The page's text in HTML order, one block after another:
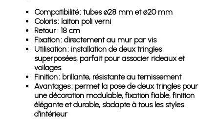
Compatibilité : tubes ø28 mm et ø20 mm
Coloris : laiton poli verni
Retour : 18 cm
Fixation : directement au mur par vis
Utilisation : installation de deux tringles
superposées, parfait pour associer rideaux et
voilages
Finition : brillante, résistante au ternissement
Avantages : permet la pose de deux tringles pour
une décoration modulable, fixation fiable, finition
élégante et durable, s’adapte à tous les styles
d’intérieur